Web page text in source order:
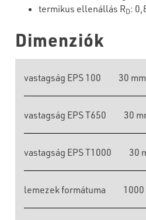
termikus ellenállás RD:
Dimenziók
vastagság EPS 100 30 mm
vastagság EPS T650 30
vastagság EPS T1000 30
lemezek formátuma 1000